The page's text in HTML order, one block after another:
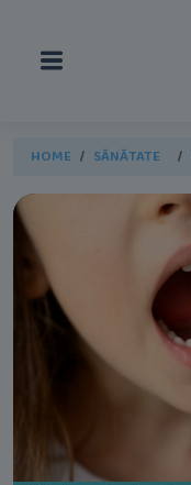
HOME SĂNĂTATE